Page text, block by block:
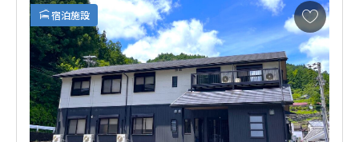
ご希望のお客様はお茶の飲み比べも体験いただけます。※ご希
望の方は体験付きプランにてお申込みください。
本宮温泉エリア（湯の峰、川湯、渡瀬）から離れた場所ではあ
りますが、熊野本宮大社までの送迎もありご予約も安心。
熊野古道歩きでお越しのお客さま、田舎暮らしに興味をお持ち
宿泊施設
お
気
に
入
り
に
追
加